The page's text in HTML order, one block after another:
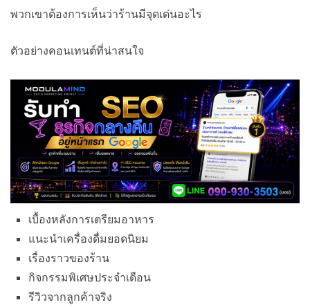
พวกเขาต้องการเห็นว่าร้านมีจุดเด่นอะไร
ตัวอย่างคอนเทนต์ที่น่าสนใจ
เบื้องหลังการเตรียมอาหาร
แนะนำเครื่องดื่มยอดนิยม
เรื่องราวของร้าน
กิจกรรมพิเศษประจำเดือน
รีวิวจากลูกค้าจริง